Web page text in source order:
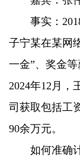
事实：2018
子宁某在某网
一金”、奖金
2024年12月，
司获取包括工
90余万元。
如何准确计